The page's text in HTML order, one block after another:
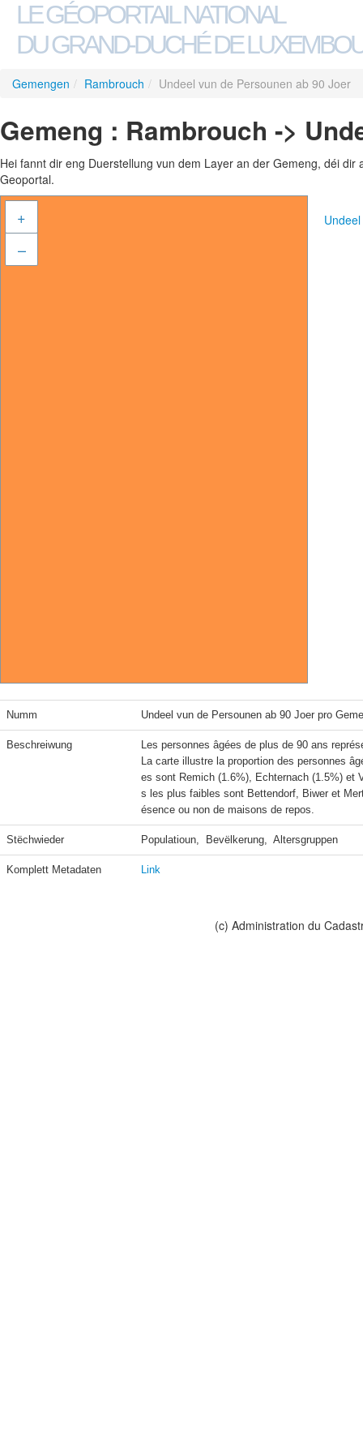
LE GÉOPORTAIL NATIONAL
DU GRAND-DUCHÉ DE
Gemengen / Rambrouch / Undeel vun de Persounen ab 90 Joer
Gemeng : Rambrouch ->
Hei fannt dir eng Duerstellung vun dem Layer an der Gemeng, déi
Geoportal.
+
–
Numm Undeel vun de Persounen ab 90 Joer pro
Beschreiwung
Les personnes âgées de plus de 90 ans
La carte illustre la proportion des personnes
es sont Remich (1.6%), Echternach (1.5%) et
s les plus faibles sont Bettendorf, Biwer et
ésence ou non de maisons de repos.
Stëchwieder Populatioun,  Bevëlkerung,  Altersgruppen
Komplett Metadaten Link
(c) Administration du